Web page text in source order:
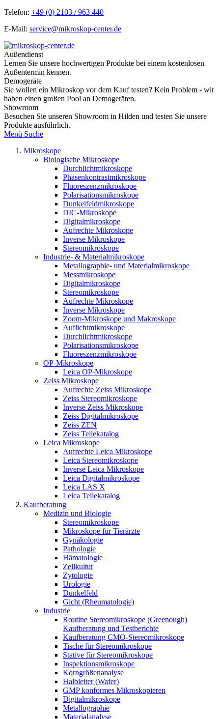
Telefon: +49 (0) 2103 / 963 440
E-Mail: service@mikroskop-center.de
Außendienst
Lernen Sie unsere hochwertigen Produkte bei einem kostenlosen
Außentermin kennen.
Demogeräte
Sie wollen ein Mikroskop vor dem Kauf testen? Kein Problem - wir
haben einen großen Pool an Demogeräten.
Showroom
Besuchen Sie unseren Showroom in Hilden und testen Sie unsere
Produkte ausführlich.
Menü Suche
Mikroskope
Biologische Mikroskope
Durchlichtmikroskope
Phasenkontrastmikroskope
Fluoreszenzmikroskope
Polarisationsmikroskope
Dunkelfeldmikroskope
DIC-Mikroskope
Digitalmikroskope
Aufrechte Mikroskope
Inverse Mikroskope
Stereomikroskope
Industrie- & Materialmikroskope
Metallographie- und Materialmikroskope
Messmikroskope
Digitalmikroskope
Stereomikroskope
Aufrechte Mikroskope
Inverse Mikroskope
Zoom-Mikroskope und Makroskope
Auflichtmikroskope
Durchlichtmikroskope
Polarisationsmikroskope
Fluoreszenzmikroskope
OP-Mikroskope
Leica OP-Mikroskope
Zeiss Mikroskope
Aufrechte Zeiss Mikroskope
Zeiss Stereomikroskope
Inverse Zeiss Mikroskope
Zeiss Digitalmikroskope
Zeiss ZEN
Zeiss Teilekatalog
Leica Mikroskope
Aufrechte Leica Mikroskope
Leica Stereomikroskope
Inverse Leica Mikroskope
Leica Digitalmikroskope
Leica LAS X
Leica Teilekatalog
Kaufberatung
Medizin und Biologie
Stereomikroskope
Mikroskope für Tierärzte
Gynäkologie
Pathologie
Hämatologie
Zellkultur
Zytologie
Urologie
Dunkelfeld
Gicht (Rheumatologie)
Industrie
Routine Stereomikroskope (Greenough)
Kaufberatung und Testberichte
Kaufberatung CMO-Stereomikroskope
Tische für Stereomikroskope
Stative für Stereomikroskope
Inspektionsmikroskope
Korngrößenanalyse
Halbleiter (Wafer)
GMP konformes Mikroskopieren
Digitalmikroskope
Metallographie
Materialanalyse